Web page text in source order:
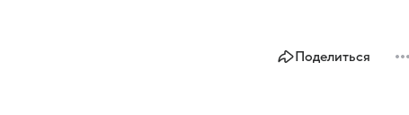
Поделиться